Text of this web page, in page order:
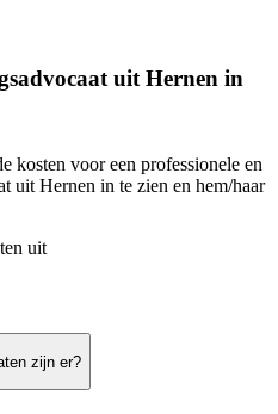
uit Hernen in
kosten voor een professionele en
uit Hernen in te zien en hem/haar
uit
zijn er?